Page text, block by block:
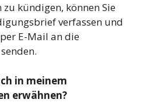
zu kündigen, können Sie
verfassen und
E-Mail an die
in meinem
erwähnen?